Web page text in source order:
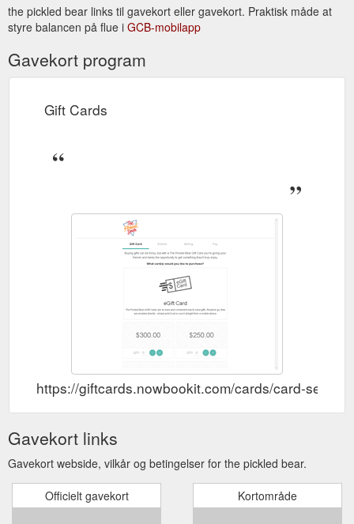
the pickled bear links til gavekort eller gavekort. Praktisk måde at
styre balancen på flue i GCB-mobilapp
Gavekort program
Gift Cards
https://giftcards.nowbookit.com/cards/card-
Gavekort links
Gavekort webside, vilkår og betingelser for the pickled bear.
Officielt gavekort Kortområde